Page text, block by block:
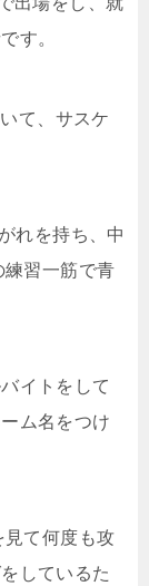
す。
て、サスケ
れを持ち、中
習一筋で青
イトをして
ム名をつけ
て何度も攻
しているた